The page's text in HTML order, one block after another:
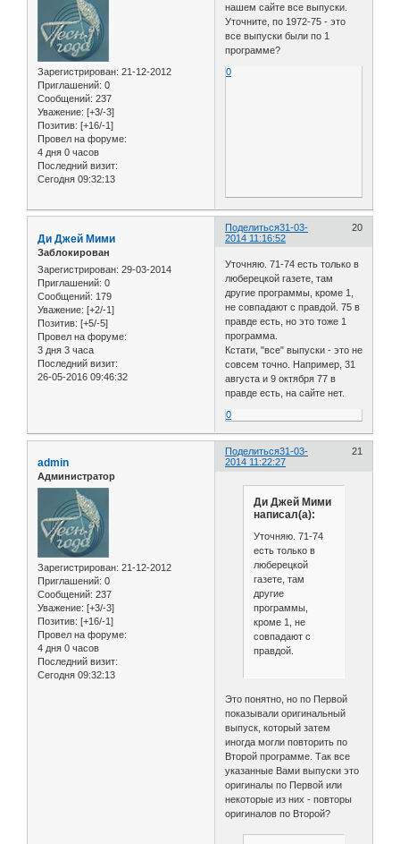
Зарегистрирован: 21-12-2012
Приглашений: 0
Сообщений: 237
Уважение: [+3/-3]
Позитив: [+16/-1]
Провел на форуме:
4 дня 0 часов
Последний визит:
Сегодня 09:32:13
нашем сайте все выпуски.
Уточните, по 1972-75 - это
все выпуски были по 1
программе?
0
Поделиться 20
31-03-
2014 11:16:52
Ди Джей Мими
Заблокирован
Зарегистрирован: 29-03-2014
Приглашений: 0
Сообщений: 179
Уважение: [+2/-1]
Позитив: [+5/-5]
Провел на форуме:
3 дня 3 часа
Последний визит:
26-05-2016 09:46:32
Уточняю. 71-74 есть только в
люберецкой газете, там
другие программы, кроме 1,
не совпадают с правдой. 75 в
правде есть, но это тоже 1
программа.
Кстати, "все" выпуски - это не
совсем точно. Например, 31
августа и 9 октября 77 в
правде есть, на сайте нет.
0
Поделиться 21
31-03-
2014 11:22:27
admin
Администратор
Зарегистрирован: 21-12-2012
Приглашений: 0
Сообщений: 237
Уважение: [+3/-3]
Позитив: [+16/-1]
Провел на форуме:
4 дня 0 часов
Последний визит:
Сегодня 09:32:13
Ди Джей Мими
написал(а):
Уточняю. 71-74
есть только в
люберецкой
газете, там
другие
программы,
кроме 1, не
совпадают с
правдой.
Это понятно, но по Первой
показывали оригинальный
выпуск, который затем
иногда могли повторить по
Второй программе. Так все
указанные Вами выпуски это
оригиналы по Первой или
некоторые из них - повторы
оригиналов по Второй?